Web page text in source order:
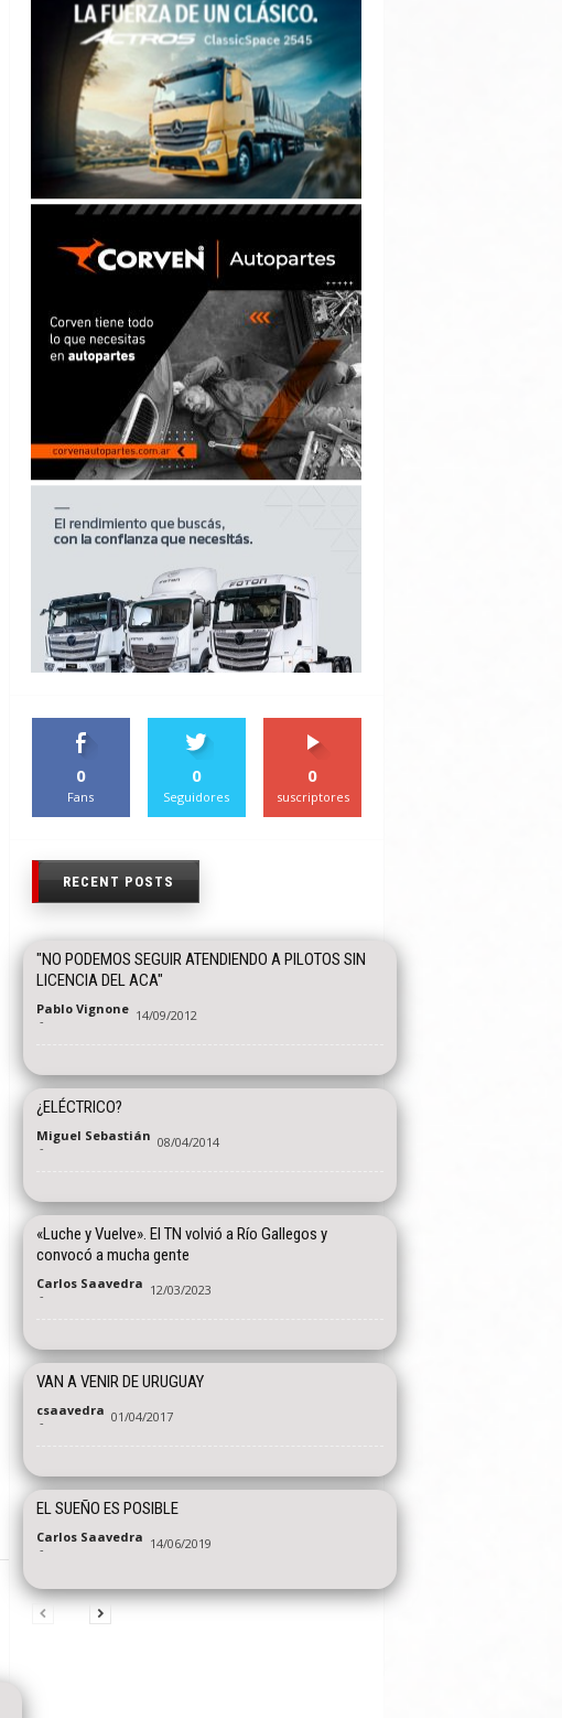
0
Fans
0
Seguidores
0
suscriptores
RECENT POSTS
"NO PODEMOS SEGUIR ATENDIENDO A PILOTOS SIN
LICENCIA DEL ACA"
Pablo Vignone
- 14/09/2012
¿ELÉCTRICO?
Miguel Sebastián
- 08/04/2014
«Luche y Vuelve». El TN volvió a Río Gallegos y
convocó a mucha gente
Carlos Saavedra
- 12/03/2023
VAN A VENIR DE URUGUAY
csaavedra
- 01/04/2017
EL SUEÑO ES POSIBLE
Carlos Saavedra
- 14/06/2019